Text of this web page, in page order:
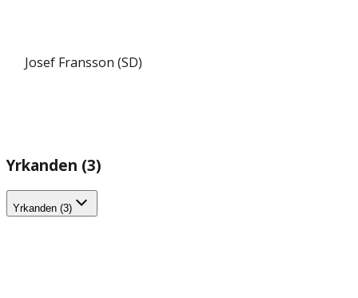
Josef Fransson (SD)
Yrkanden (3)
Yrkanden (3)